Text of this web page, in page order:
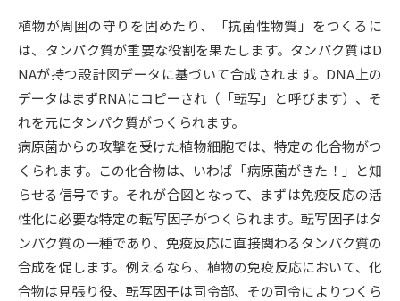
新学年スタート号特集ページ
（高3生用）
新学年スタート号特集ページ
（高2生用）
SELFBRAND特集ページ
オープンキャンパスなどを調べる
オープンキャンパス検索 実施プログラムから探す
来場型・Web型イベント特集 夢ナビライブ
植物が周囲の守りを固めたり、「抗菌性物質」をつくるに
は、タンパク質が重要な役割を果たします。タンパク質はD
NAが持つ設計図データに基づいて合成されます。DNA上の
データはまずRNAにコピーされ（「転写」と呼びます）、そ
れを元にタンパク質がつくられます。
病原菌からの攻撃を受けた植物細胞では、特定の化合物がつ
くられます。この化合物は、いわば「病原菌がきた！」と知
らせる信号です。それが合図となって、まずは免疫反応の活
性化に必要な特定の転写因子がつくられます。転写因子はタ
ンパク質の一種であり、免疫反応に直接関わるタンパク質の
合成を促します。例えるなら、植物の免疫反応において、化
合物は見張り役、転写因子は司令部、その司令によりつくら